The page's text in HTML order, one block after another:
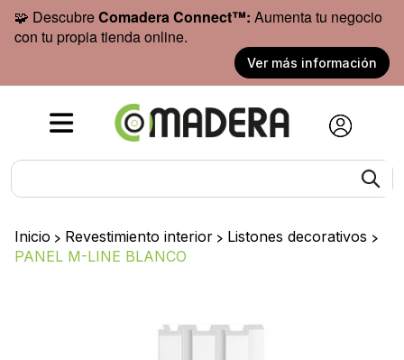
🧩 DescubreComadera Connect™: Aumenta tu negocio
con tu propia tienda online.
Ver más información
Inicio > Revestimiento interior > Listones decorativos >
PANEL M-LINE BLANCO